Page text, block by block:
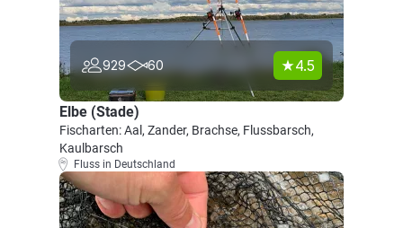
929 60 4.5
Elbe (Stade)
Fischarten: Aal, Zander, Brachse, Flussbarsch,
Kaulbarsch
Fluss in Deutschland